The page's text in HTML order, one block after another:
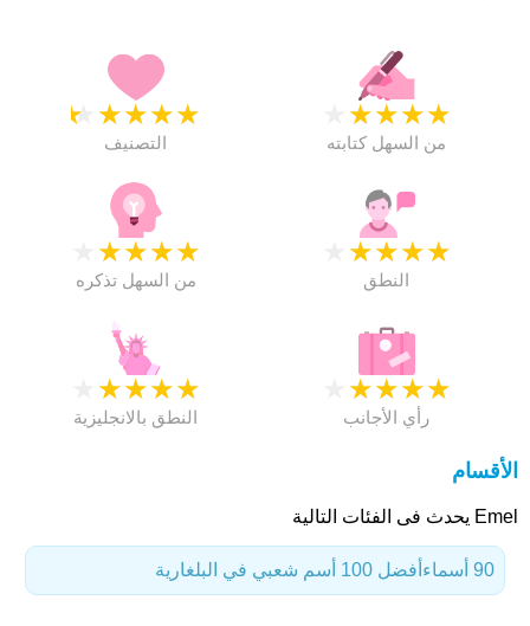
★
★
★
★
★
التصنيف
★
★
★
★
من السهل كتابته
★
★
★
★
من السهل تذكره
★
★
★
★
النطق
★
★
★
★
النطق بالانجليزية
★
★
★
★
رأي الأجانب
الأقسام
Emel يحدث فى الفئات التالية
أفضل 100 أسم شعبي في البلغارية 90 أسماء